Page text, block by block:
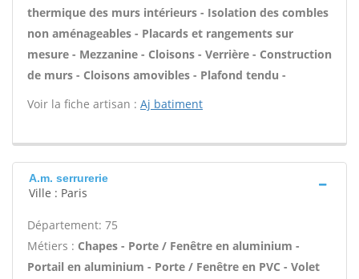
thermique des murs intérieurs - Isolation des combles
non aménageables - Placards et rangements sur
mesure - Mezzanine - Cloisons - Verrière - Construction
de murs - Cloisons amovibles - Plafond tendu -
Voir la fiche artisan : Aj batiment
A.m. serrurerie
Ville : Paris
Département: 75
Métiers : Chapes - Porte / Fenêtre en aluminium -
Portail en aluminium - Porte / Fenêtre en PVC - Volet